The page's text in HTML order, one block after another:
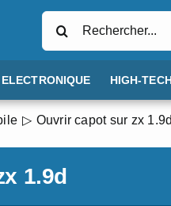
ELECTRONIQUE HIGH-
Ouvrir capot sur zx 1.9d
1.9d